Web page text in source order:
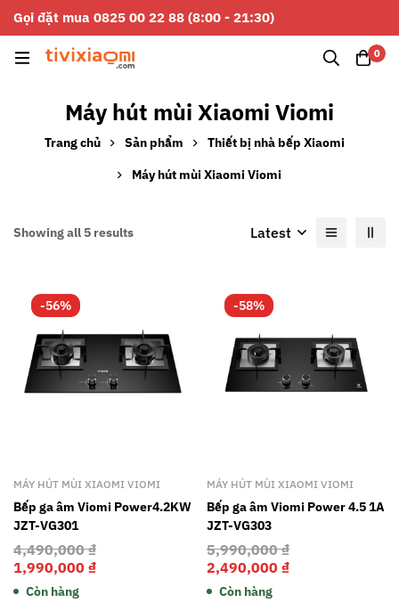
Gọi đặt mua 0825 00 22 88 (8:00 - 21:30)
0
Máy hút mùi Xiaomi Viomi
Trang chủ Sản phẩm
Thiết bị nhà bếp Xiaomi
Máy hút mùi Xiaomi Viomi
Showing all 5 results Latest
-56%
MÁY HÚT MÙI XIAOMI VIOMI
Bếp ga âm Viomi Power4.2KW
JZT-VG301
4,490,000₫
1,990,000 ₫
Còn hàng
-58%
MÁY HÚT MÙI XIAOMI VIOMI
Bếp ga âm Viomi Power 4.5 1A
JZT-VG303
5,990,000₫
2,490,000 ₫
Còn hàng